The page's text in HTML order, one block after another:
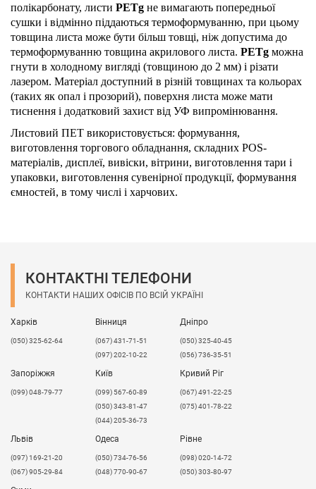
полікарбонату, листи PETg не вимагають попередньої
сушки і відмінно піддаються термоформуванню, при цьому
товщина листа може бути більш товщі, ніж допустима до
термоформуванню товщина акрилового листа. PETg можна
гнути в холодному вигляді (товщиною до 2 мм) і різати
лазером. Матеріал доступний в різній товщинах та кольорах
(таких як опал і прозорий), поверхня листа може мати
тиснення і додатковий захист від УФ випромінювання.
Листовий ПЕТ використовується: формування,
виготовлення торгового обладнання, складних POS-
матеріалів, дисплеї, вивіски, вітрини, виготовлення тари і
упаковки, виготовлення сувенірної продукції, формування
ємностей, в тому числі і харчових.
КОНТАКТНІ ТЕЛЕФОНИ
КОНТАКТИ НАШИХ ОФІСІВ ПО ВСІЙ УКРАЇНІ
Харків
(050) 325-62-64
Вінниця
(067) 431-71-51
(097) 202-10-22
Дніпро
(050) 325-40-45
(056) 736-35-51
Запоріжжя
(099) 048-79-77
Київ
(099) 567-60-89
(050) 343-81-47
(044) 205-36-73
Кривий Ріг
(067) 491-22-25
(075) 401-78-22
Львів
​(097) 169-21-20
(067) 905-29-84
Одеса
(050) 734-76-56
(048) 770-90-67
Рівне
(098) 020-14-72
(050) 303-80-97